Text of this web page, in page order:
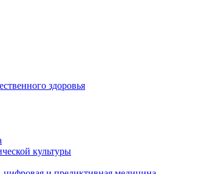
здоровья
культуры